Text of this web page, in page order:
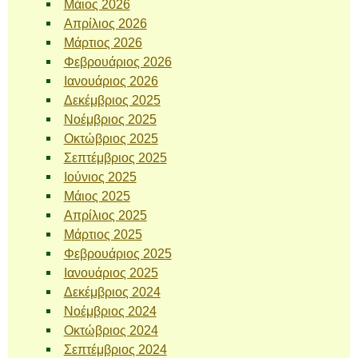
Μάιος 2026
Απρίλιος 2026
Μάρτιος 2026
Φεβρουάριος 2026
Ιανουάριος 2026
Δεκέμβριος 2025
Νοέμβριος 2025
Οκτώβριος 2025
Σεπτέμβριος 2025
Ιούνιος 2025
Μάιος 2025
Απρίλιος 2025
Μάρτιος 2025
Φεβρουάριος 2025
Ιανουάριος 2025
Δεκέμβριος 2024
Νοέμβριος 2024
Οκτώβριος 2024
Σεπτέμβριος 2024